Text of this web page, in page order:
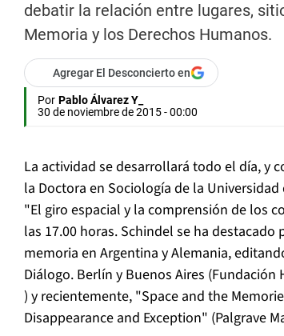
debatir la relación entre lugares,
Memoria y los Derechos Humanos.
Agregar El Desconcierto en
Por Pablo Álvarez Y_
30 de noviembre de 2015 - 00:00
La actividad se desarrollará todo el día, y
la Doctora en Sociología de la
"El giro espacial y la comprensión de los
las 17.00 horas. Schindel se ha
memoria en Argentina y Alemania,
Diálogo. Berlín y Buenos Aires
) y recientemente, "Space and the
Disappearance and Exception" (Palgrave